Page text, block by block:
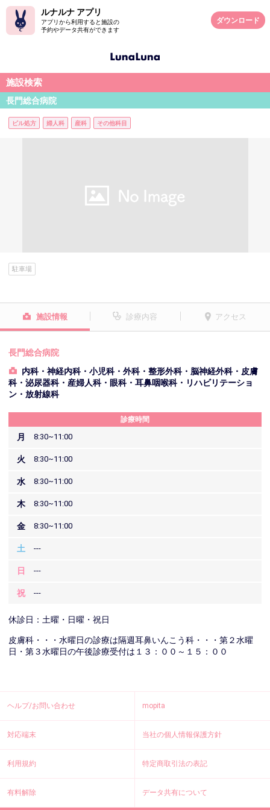
ルナルナ アプリ
アプリから利用すると施設の
予約やデータ共有ができます
ダウンロード
施設検索
長門総合病院
ピル処方 婦人科 産科 その他科目
駐車場
施設情報 診療内容 アクセス
長門総合病院
内科・神経内科・小児科・外科・整形外科・脳神経外科・皮膚
科・泌尿器科・産婦人科・眼科・耳鼻咽喉科・リハビリテーショ
ン・放射線科
診療時間
月 8:30~11:00
火 8:30~11:00
水 8:30~11:00
木 8:30~11:00
金 8:30~11:00
土 ---
日 ---
祝 ---
休診日：土曜・日曜・祝日
皮膚科・・・水曜日の診療は隔週耳鼻いんこう科・・・第２水曜
日・第３水曜日の午後診療受付は１３：００～１５：００
ヘルプ/お問い合わせ mopita
対応端末 当社の個人情報保護方針
利用規約 特定商取引法の表記
有料解除 データ共有について